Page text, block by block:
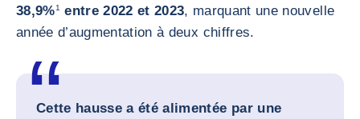
38,9%1 entre 2022 et 2023, marquant une nouvelle
année d’augmentation à deux chiffres.
Cette hausse a été alimentée par une